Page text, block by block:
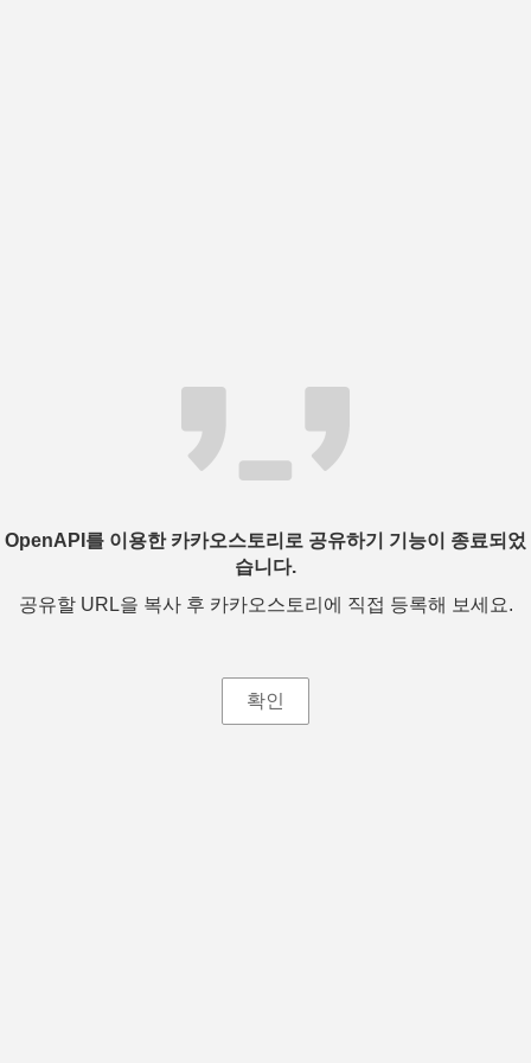
OpenAPI를 이용한 카카오스토리로 공유하기 기능이 종료되었
습니다.
공유할 URL을 복사 후 카카오스토리에 직접 등록해 보세요.
확인